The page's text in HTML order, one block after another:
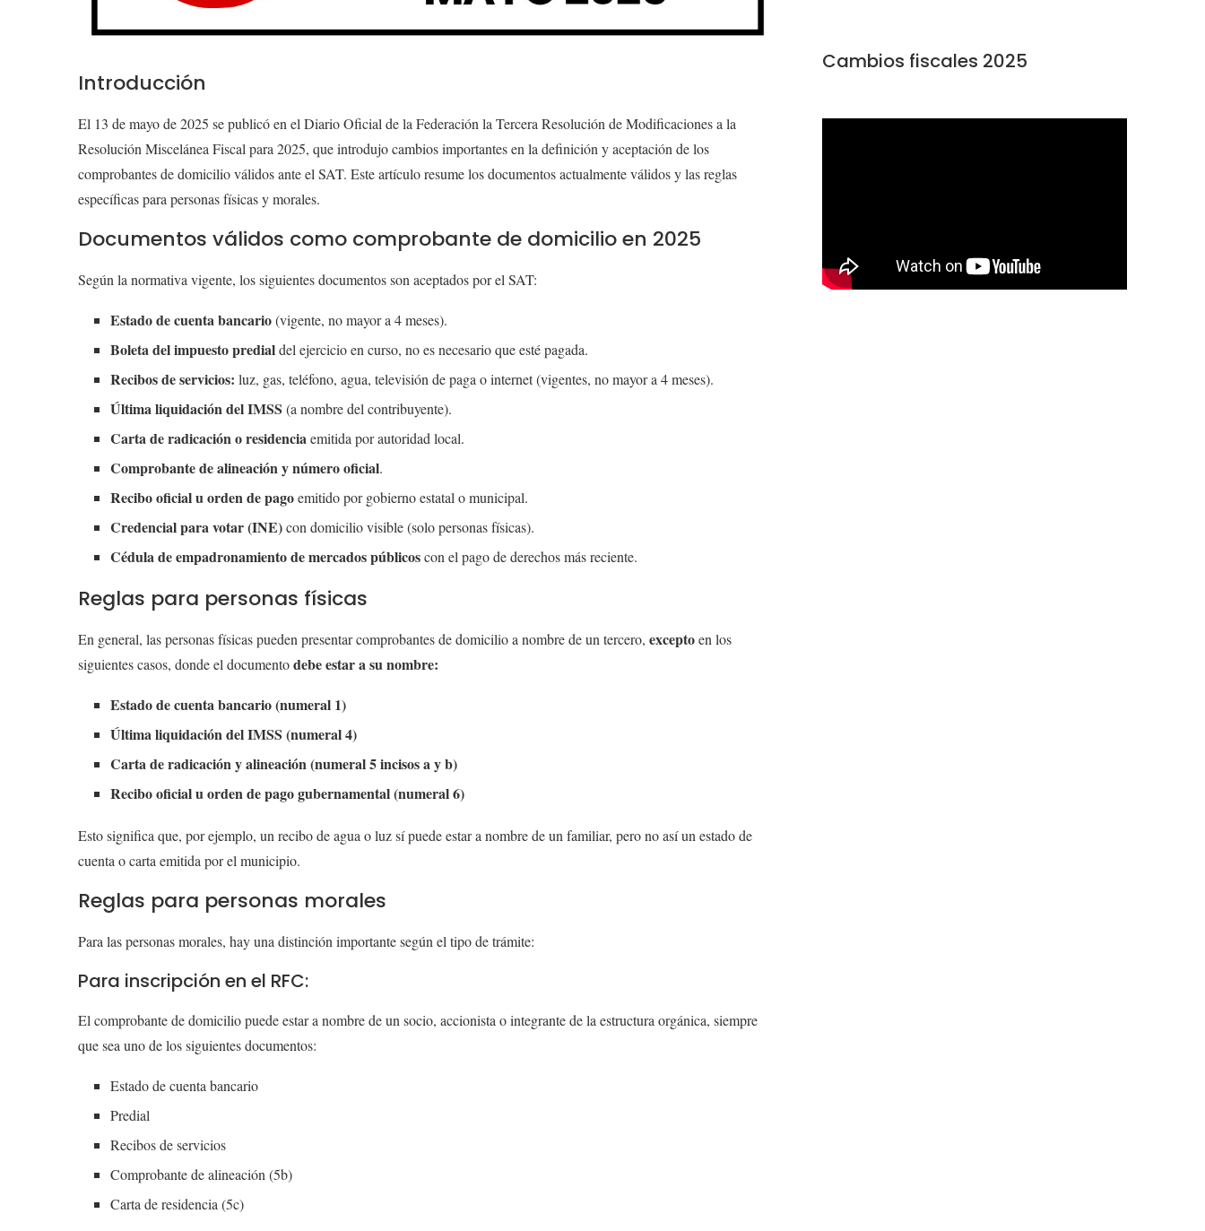
Introducción
El 13 de mayo de 2025 se publicó en el Diario Oficial de la Federación la Tercera Resolución de Modificaciones a la
Resolución Miscelánea Fiscal para 2025, que introdujo cambios importantes en la definición y aceptación de los
comprobantes de domicilio válidos ante el SAT. Este artículo resume los documentos actualmente válidos y las reglas
específicas para personas físicas y morales.
Documentos válidos como comprobante de domicilio en 2025
Según la normativa vigente, los siguientes documentos son aceptados por el SAT:
Estado de cuenta bancario(vigente, no mayor a 4 meses).
Boleta del impuesto predialdel ejercicio en curso, no es necesario que esté pagada.
Recibos de servicios: luz, gas, teléfono, agua, televisión de paga o internet (vigentes, no mayor a 4 meses).
Última liquidación del IMSS (a nombre del contribuyente).
Carta de radicación o residenciaemitida por autoridad local.
Comprobante de alineación y número oficial.
Recibo oficial u orden de pagoemitido por gobierno estatal o municipal.
Credencial para votar (INE)con domicilio visible (solo personas físicas).
Cédula de empadronamiento de mercados públicoscon el pago de derechos más reciente.
Reglas para personas físicas
En general, las personas físicas pueden presentar comprobantes de domicilio a nombre de un tercero, exceptoen los
siguientes casos, donde el documentodebe estar a su nombre:
Estado de cuenta bancario (numeral 1)
Última liquidación del IMSS (numeral 4)
Carta de radicación y alineación (numeral 5 incisos a y b)
Recibo oficial u orden de pago gubernamental (numeral 6)
Esto significa que, por ejemplo, un recibo de agua o luz sí puede estar a nombre de un familiar, pero no así un estado de
cuenta o carta emitida por el municipio.
Reglas para personas morales
Para las personas morales, hay una distinción importante según el tipo de trámite:
Para inscripción en el RFC:
El comprobante de domicilio puede estar a nombre de un socio, accionista o integrante de la estructura orgánica, siempre
que sea uno de los siguientes documentos:
Estado de cuenta bancario
Predial
Recibos de servicios
Comprobante de alineación (5b)
Carta de residencia (5c)
Cambios fiscales 2025